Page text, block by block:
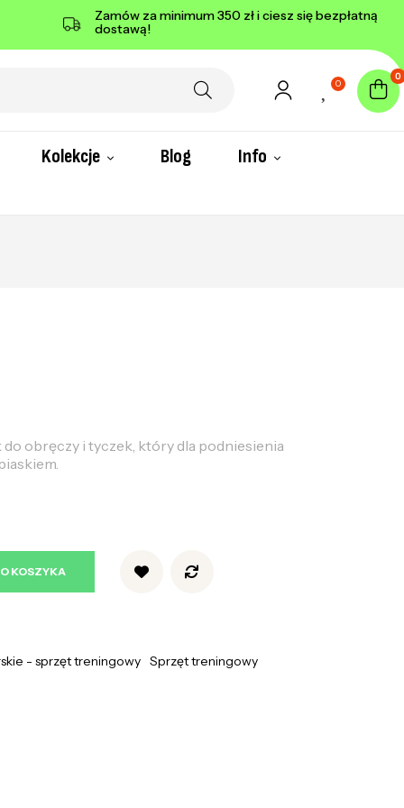
Zamów za minimum 350 zł i ciesz się bezpłatną
dostawą!
0
0
Kolekcje Blog Info
obręczy i tyczek, który dla podniesienia
KOSZYKA
- sprzęt treningowy Sprzęt treningowy